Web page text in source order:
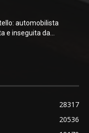
automobilista
e inseguita da...
28317
20536